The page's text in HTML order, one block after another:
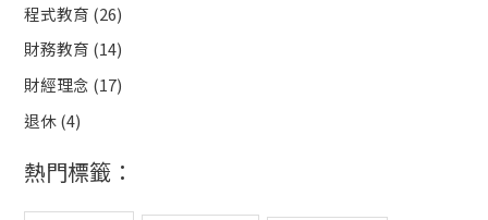
程式教育 (26)
財務教育 (14)
財經理念 (17)
退休(4)
熱門標籤：